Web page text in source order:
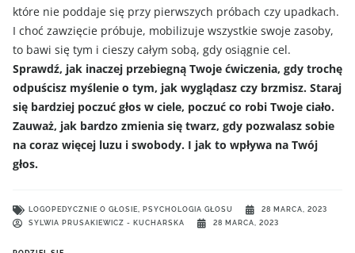
które nie poddaje się przy pierwszych próbach czy upadkach.
I choć zawzięcie próbuje, mobilizuje wszystkie swoje zasoby,
to bawi się tym i cieszy całym sobą, gdy osiągnie cel.
Sprawdź, jak inaczej przebiegną Twoje ćwiczenia, gdy trochę
odpuścisz myślenie o tym, jak wyglądasz czy brzmisz. Staraj
się bardziej poczuć głos w ciele, poczuć co robi Twoje ciało.
Zauważ, jak bardzo zmienia się twarz, gdy pozwalasz sobie
na coraz więcej luzu i swobody. I jak to wpływa na Twój
głos.
LOGOPEDYCZNIE O GŁOSIE, PSYCHOLOGIA GŁOSU
28 MARCA, 2023
SYLWIA PRUSAKIEWICZ - KUCHARSKA
28 MARCA, 2023